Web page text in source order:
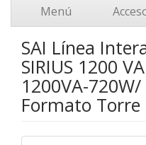
Menú
SAI Línea
SIRIUS 1200
1200VA-
Formato Torre